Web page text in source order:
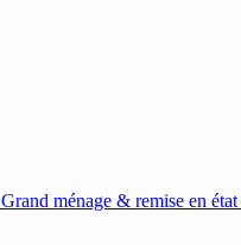
Grand ménage & remise en état